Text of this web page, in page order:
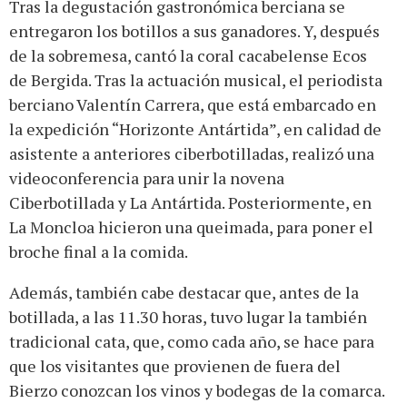
Tras la degustación gastronómica berciana se
entregaron los botillos a sus ganadores. Y, después
de la sobremesa, cantó la coral cacabelense Ecos
de Bergida. Tras la actuación musical, el periodista
berciano Valentín Carrera, que está embarcado en
la expedición “Horizonte Antártida”, en calidad de
asistente a anteriores ciberbotilladas, realizó una
videoconferencia para unir la novena
Ciberbotillada y La Antártida. Posteriormente, en
La Moncloa hicieron una queimada, para poner el
broche final a la comida.
Además, también cabe destacar que, antes de la
botillada, a las 11.30 horas, tuvo lugar la también
tradicional cata, que, como cada año, se hace para
que los visitantes que provienen de fuera del
Bierzo conozcan los vinos y bodegas de la comarca.